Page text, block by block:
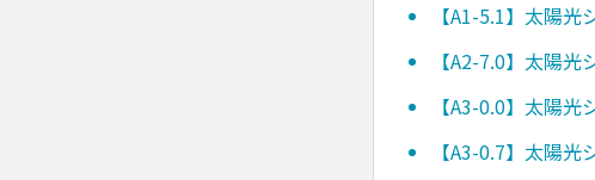
【A1-5.1】太陽光
【A2-7.0】太陽光
【A3-0.0】太陽光
【A3-0.7】太陽光